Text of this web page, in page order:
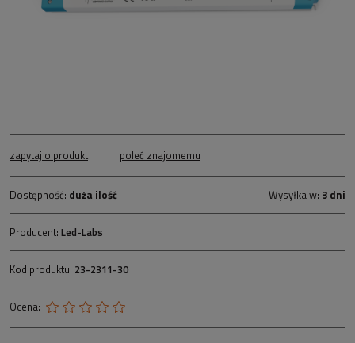
zapytaj o produkt poleć znajomemu
Dostępność: duża ilość Wysyłka w: 3 dni
Producent: Led-Labs
Kod produktu: 23-2311-30
Ocena: